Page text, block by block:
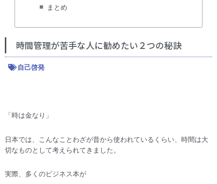
まとめ
時間管理が苦手な人に勧めたい２つの秘訣
自己啓発
「時は金なり」
日本では、こんなことわざが昔から使われているくらい、時間は大
切なものとして考えられてきました。
実際、多くのビジネス本が